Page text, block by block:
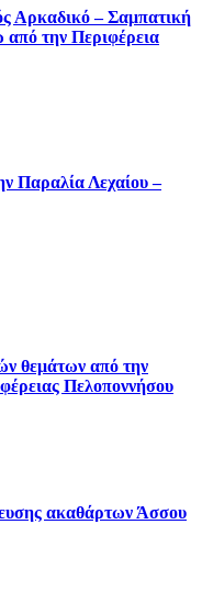
Αρκαδικό – Σαμπατική
την Περιφέρεια
Παραλία Λεχαίου –
θεμάτων από την
Πελοποννήσου
ακαθάρτων Άσσου